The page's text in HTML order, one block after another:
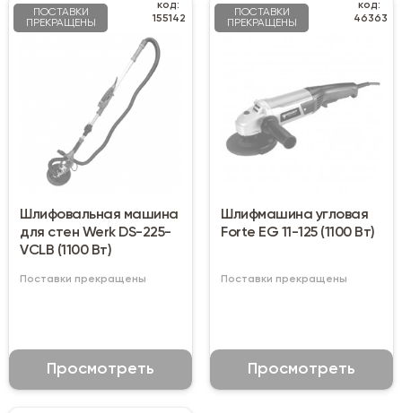
ПОСТАВКИ
ПРЕКРАЩЕНЫ
код:
155142
Шлифовальная машина
для стен Werk DS-225-
VCLB (1100 Вт)
Поставки прекращены
Просмотреть
ПОСТАВКИ
ПРЕКРАЩЕНЫ
код:
46363
Шлифмашина угловая
Forte EG 11-125 (1100 Вт)
Поставки прекращены
Просмотреть